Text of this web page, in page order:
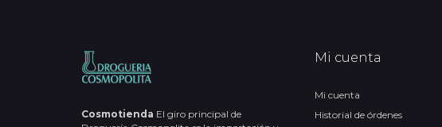
Cosmotienda El giro principal de
Mi cuenta
Mi cuenta
Historial de órdenes